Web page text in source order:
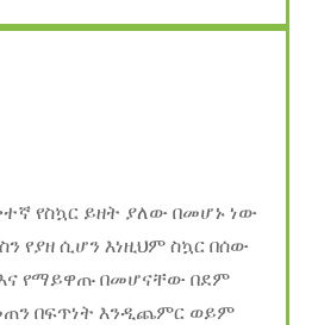
የስኳር ይዘት ያለው በመሆኑ ነው
የያዘ ሲሆን እነዚህም ስኳር በሰው
የማይዋጡ በመሆናቸው በደም
በፍጥነት እንዲጨምር ወይም